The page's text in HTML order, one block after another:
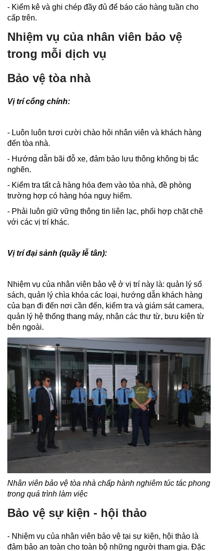
- Kiểm kê và ghi chép đầy đủ để báo cáo hàng tuần cho
cấp trên.
Nhiệm vụ của nhân viên bảo vệ
trong mỗi dịch vụ
Bảo vệ tòa nhà
Vị trí cổng chính:
- Luôn luôn tươi cười chào hỏi nhân viên và khách hàng
đến tòa nhà.
- Hướng dẫn bãi đỗ xe, đảm bảo lưu thông không bị tắc
nghẽn.
- Kiểm tra tất cả hàng hóa đem vào tòa nhà, đề phòng
trường hợp có hàng hóa nguy hiểm.
- Phải luôn giữ vững thông tin liên lạc, phối hợp chặt chẽ
với các vị trí khác.
Vị trí đại sảnh (quầy lễ tân):
Nhiệm vụ của nhân viên bảo vệ ở vị trí này là: quản lý sổ
sách, quản lý chìa khóa các loại, hướng dẫn khách hàng
của bạn đi đến nơi cần đến, kiểm tra và giám sát camera,
quản lý hệ thống thang máy, nhận các thư từ, bưu kiện từ
bên ngoài.
Nhân viên bảo vệ tòa nhà chấp hành nghiêm túc tác phong
trong quá trình làm việc
Bảo vệ sự kiện - hội thảo
- Nhiệm vụ của nhân viên bảo vệ tại sự kiện, hội thảo là
đảm bảo an toàn cho toàn bộ những người tham gia. Đặc